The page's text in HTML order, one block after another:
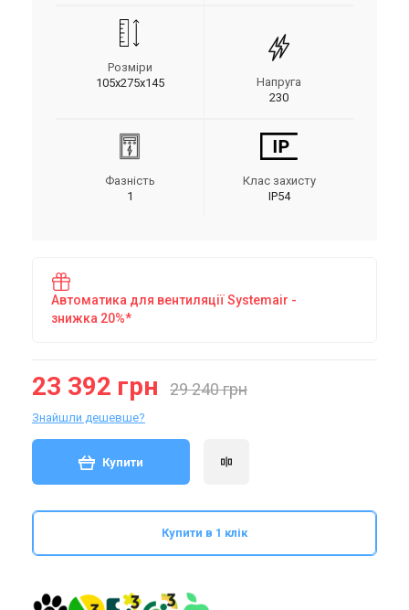
Розміри
105х275х145
Напруга
230
Фазність
1
Клас захисту
IP54
Автоматика для вентиляції Systemair -
знижка 20%*
23 392 грн 29 240 грн
Знайшли дешевше?
Купити
Купити в 1 клік